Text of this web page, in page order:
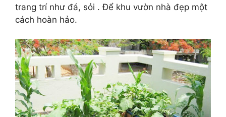
trang trí như đá, sỏi . Để khu vườn nhà đẹp một
cách hoàn hảo.